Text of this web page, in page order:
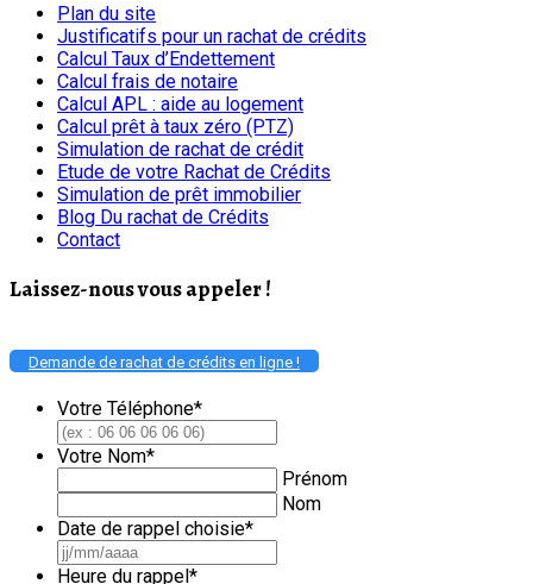
Plan du site
Justificatifs pour un rachat de crédits
Calcul Taux d’Endettement
Calcul frais de notaire
Calcul APL : aide au logement
Calcul prêt à taux zéro (PTZ)
Simulation de rachat de crédit
Etude de votre Rachat de Crédits
Simulation de prêt immobilier
Blog Du rachat de Crédits
Contact
Laissez-nous vous appeler !
Demande de rachat de crédits en ligne !
Votre Téléphone*
Votre Nom*
Prénom
Nom
Date de rappel choisie*
Heure du rappel *